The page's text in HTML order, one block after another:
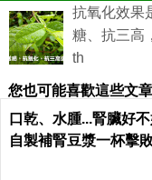
抗氧化效果
糖、抗三高
th
您也可能喜歡這些文章
口乾、水腫...腎臟好
自製補腎豆漿一杯擊